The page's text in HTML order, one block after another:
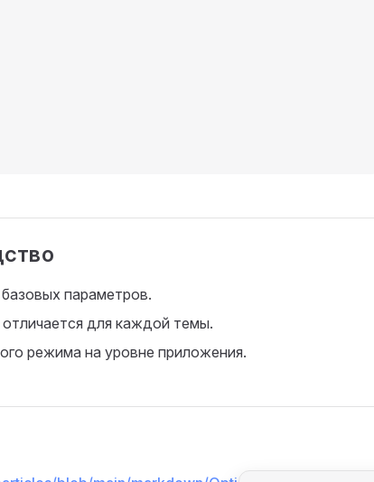
параметров.
для каждой темы.
режима на уровне приложения.